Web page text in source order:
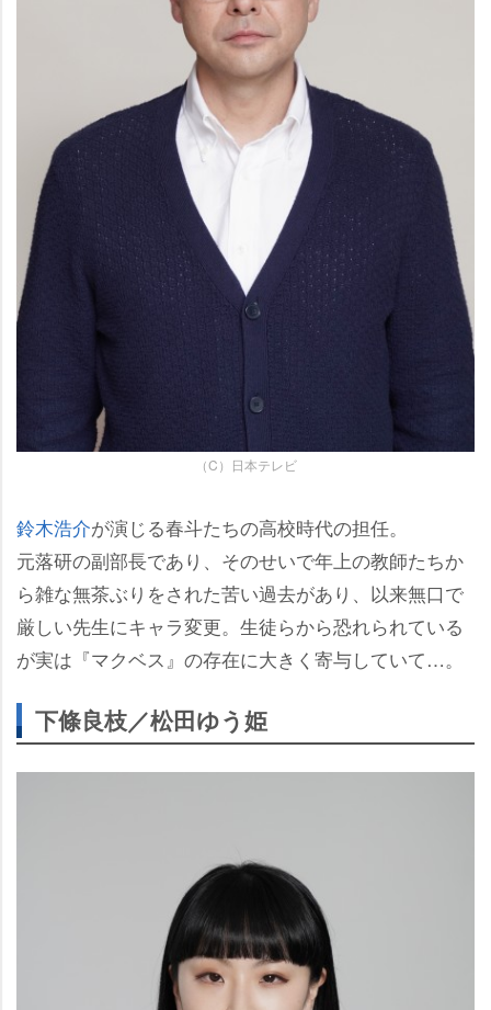
（C）日本テレビ
鈴木浩介が演じる春斗たちの高校時代の担任。
元落研の副部長であり、そのせいで年上の教師たちか
ら雑な無茶ぶりをされた苦い過去があり、以来無口で
厳しい先生にキャラ変更。生徒らから恐れられている
が実は『マクベス』の存在に大きく寄与していて…。
下條良枝／松田ゆう姫